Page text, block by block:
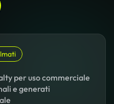
per uso commerciale
e generati